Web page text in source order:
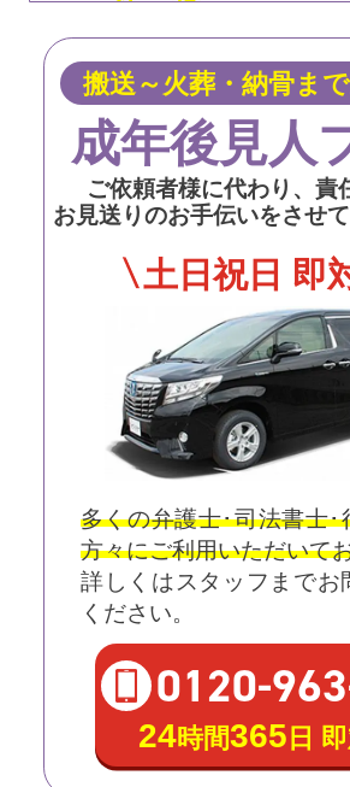
搬送～火葬・納骨ま
成年後見人
ご依頼者様に代わり、責
お見送りのお手伝いをさせ
土日祝日 即
多くの弁護士･司法書士･
方々にご利用いただいて
詳しくはスタッフまでお
ください。
0120-963
24時間365 日